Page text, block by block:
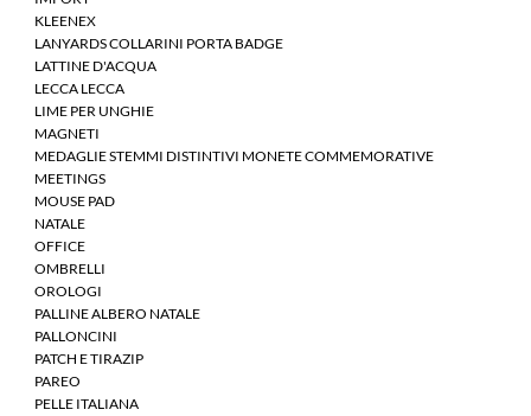
KLEENEX
LANYARDS COLLARINI PORTA BADGE
LATTINE D'ACQUA
LECCA LECCA
LIME PER UNGHIE
MAGNETI
MEDAGLIE STEMMI DISTINTIVI MONETE COMMEMORATIVE
MEETINGS
MOUSE PAD
NATALE
OFFICE
OMBRELLI
OROLOGI
PALLINE ALBERO NATALE
PALLONCINI
PATCH E TIRAZIP
PAREO
PELLE ITALIANA